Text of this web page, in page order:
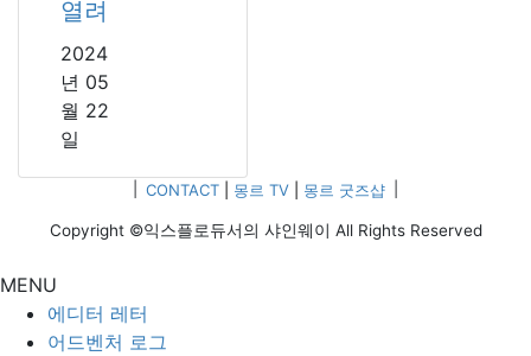
열려
2024
년 05
월 22
일
CONTACT 몽르 TV 몽르 굿즈샵
Copyright ©익스플로듀서의 샤인웨이 All Rights Reserved
MENU
에디터 레터
어드벤처 로그